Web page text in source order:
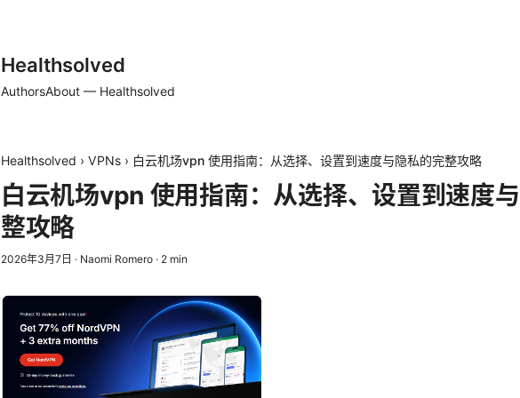
Healthsolved
AuthorsAbout — Healthsolved
Healthsolved › VPNs › 白云机场vpn 使用指南：从选择、设置到速度与隐私的完整攻略
白云机场vpn 使用指南：从选择、设置到速度
整攻略
2026年3月7日 · Naomi Romero · 2 min